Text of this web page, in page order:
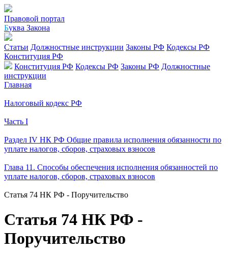
Правовой портал
Буква Закона
Статьи Должностные инструкции Законы РФ Кодексы РФ
Конституция РФ
Конституция РФ Кодексы РФ Законы РФ Должностные
инструкции
Главная
Налоговый кодекс РФ
Часть I
Раздел IV НК РФ Общие правила исполнения обязанности по
уплате налогов, сборов, страховых взносов
Глава 11. Способы обеспечения исполнения обязанностей по
уплате налогов, сборов, страховых взносов
Статья 74 НК РФ - Поручительство
Статья 74 НК РФ -
Поручительство